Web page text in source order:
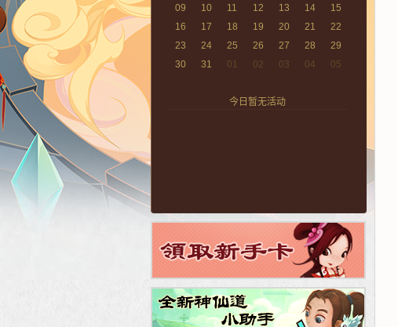
09
10 11 12 13 14
15
16
17 18 19 20 21
22
23
24 25 26 27 28
29
30
31 01 02 03 04 05
今日暂无活动